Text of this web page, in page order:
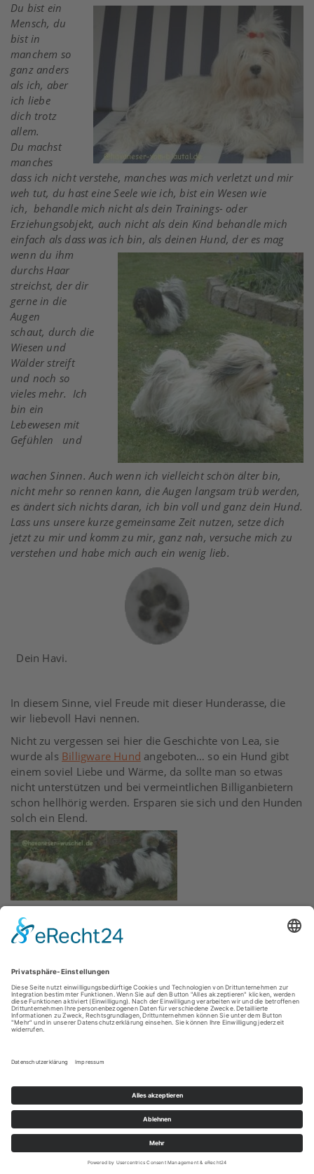
Du bist ein
Mensch, du
bist in
manchem so
ganz anders
als ich, aber
ich liebe
dich trotz
allem.
Du machst
manches
dass ich nicht verstehe, manches was mich verletzt und mir
weh tut, du hast eine Seele wie ich, bist ein Wesen wie
ich, behandle mich nicht als dein Trainings- oder
Erziehungsobjekt, auch nicht als dein Kind behandle mich
einfach als dass was ich bin, als deinen Hund, der es mag
wenn du ihm
durchs Haar
streichst, der dir
gerne in die
Augen
schaut, durch die
Wiesen und
Wälder streift
und noch so
vieles mehr. Ich
bin ein
Lebewesen mit
Gefühlen
und
wachenSinnen. Auch wenn ich vielleicht schön älter bin,
nicht mehr so rennen kann, die Augen langsam trüb werden,
es ändert sich nichts daran, ich bin voll und ganz dein Hund.
Lass uns unsere kurze gemeinsame Zeit nutzen, setze dich
jetzt zu mir und komm zu mir, ganz nah, versuche mich zu
verstehen und habe mich auch ein wenig lieb.
Dein Havi.
In diesem Sinne, viel Freude mit dieser Hunderasse, die
wir liebevoll Havi nennen.
Nicht zu vergessen sei hier die Geschichte von Lea, sie
wurde als Billigware Hund angeboten… so ein Hund gibt
einem soviel Liebe und Wärme, da sollte man so etwas
nicht unterstützen und bei vermeintlichen Billiganbietern
schon hellhörig werden. Ersparen sie sich und den Hunden
solch ein Elend.
Copyright © 2026 Blautaler Allerlei in Erlenmoos |
Specia WordPress Theme